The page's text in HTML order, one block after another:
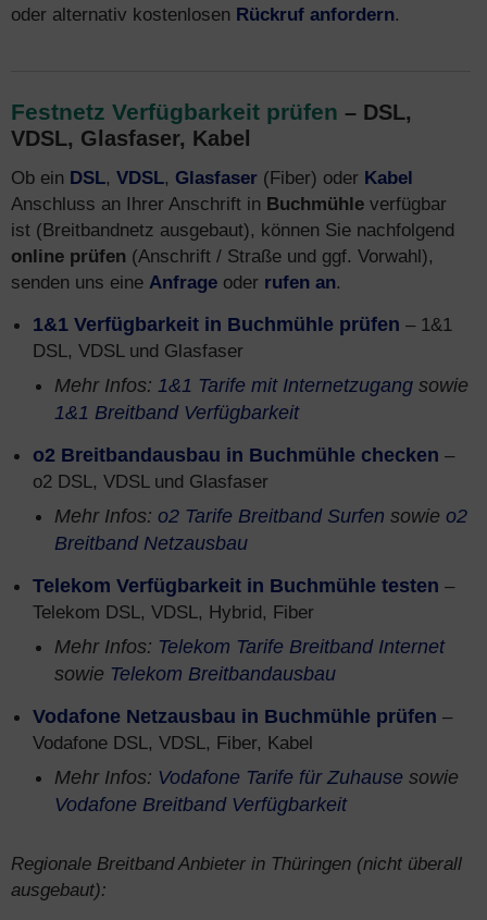
oder alternativ kostenlosen Rückruf anfordern.
Festnetz Verfügbarkeit prüfen – DSL,
VDSL, Glasfaser, Kabel
Ob ein DSL, VDSL, Glasfaser (Fiber) oder Kabel
Anschluss an Ihrer Anschrift in Buchmühle verfügbar
ist (Breitbandnetz ausgebaut), können Sie nachfolgend
online prüfen (Anschrift / Straße und ggf. Vorwahl),
senden uns eine Anfrage oder rufen an.
1&1 Verfügbarkeit in Buchmühle prüfen – 1&1
DSL, VDSL und Glasfaser
Mehr Infos: 1&1 Tarife mit Internetzugang sowie
1&1 Breitband Verfügbarkeit
o2 Breitbandausbau in Buchmühle checken –
o2 DSL, VDSL und Glasfaser
Mehr Infos: o2 Tarife Breitband Surfen sowie o2
Breitband Netzausbau
Telekom Verfügbarkeit in Buchmühle testen –
Telekom DSL, VDSL, Hybrid, Fiber
Mehr Infos: Telekom Tarife Breitband Internet
sowie Telekom Breitbandausbau
Vodafone Netzausbau in Buchmühle prüfen –
Vodafone DSL, VDSL, Fiber, Kabel
Mehr Infos: Vodafone Tarife für Zuhause sowie
Vodafone Breitband Verfügbarkeit
Regionale Breitband Anbieter in Thüringen (nicht überall
ausgebaut):